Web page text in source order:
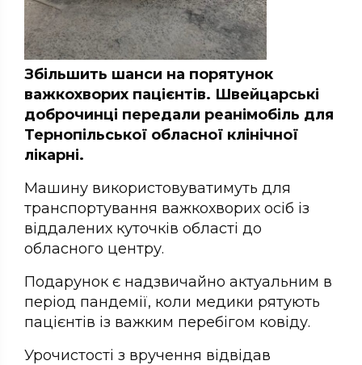
Збільшить шанси на порятунок
важкохворих пацієнтів. Швейцарські
доброчинці передали реанімобіль для
Тернопільської обласної клінічної
лікарні.
Машину використовуватимуть для
транспортування важкохворих осіб із
віддалених куточків області до
обласного центру.
Подарунок є надзвичайно актуальним в
період пандемії, коли медики рятують
пацієнтів із важким перебігом ковіду.
Урочистості з вручення відвідав